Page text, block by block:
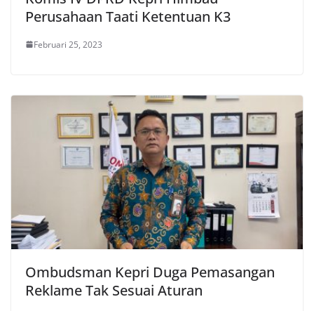
Perusahaan Taati Ketentuan K3
Februari 25, 2023
Ombudsman Kepri Duga Pemasangan
Reklame Tak Sesuai Aturan